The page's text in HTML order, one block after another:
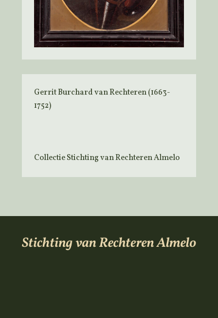
Gerrit Burchard van Rechteren (1663-
1752)
Collectie Stichting van Rechteren Almelo